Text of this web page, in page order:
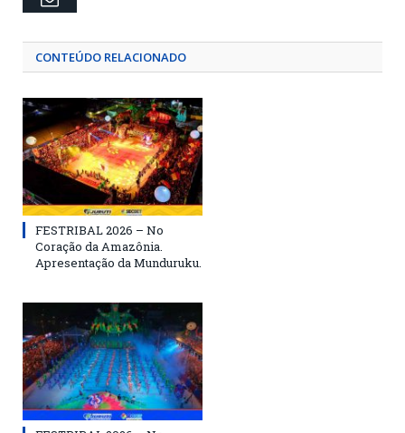
CONTEÚDO RELACIONADO
FESTRIBAL 2026 – No
Coração da Amazônia.
Apresentação da Munduruku.